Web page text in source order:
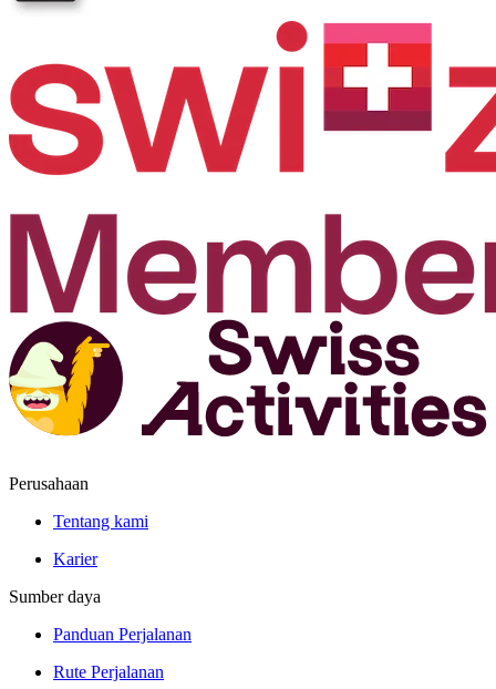
Perusahaan
Tentang kami
Karier
Sumber daya
Panduan Perjalanan
Rute Perjalanan